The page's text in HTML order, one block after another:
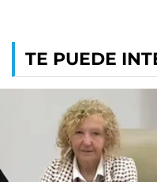
TE PUEDE